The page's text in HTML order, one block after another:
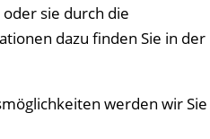
sie durch die
dazu finden Sie in der
werden wir Sie